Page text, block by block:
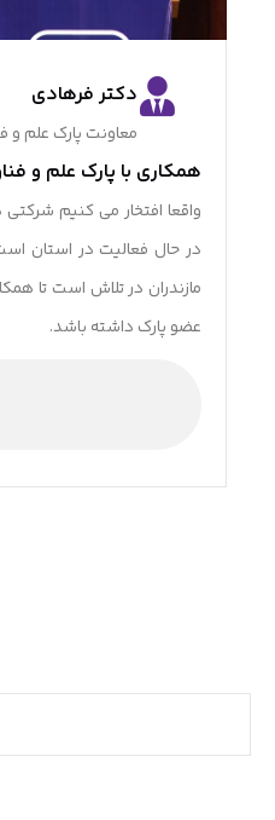
دکتر فرهادی
معاونت پارک علم و
همکاری با پارک علم و
واقعا افتخار می کنیم
در حال فعالیت در استان
مازندران در تلاش است تا
عضو پارک داشته باشد.